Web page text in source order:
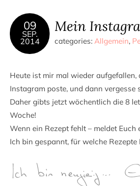
09
SEP.
2014
Mein
categories: Allgemein,
Heute ist mir mal wieder
Instagram poste, und dann vergesse
Daher gibts jetzt wöchentlich die 8
Woche!
Wenn ein Rezept fehlt – meldet Euch
Ich bin gespannt, für welche